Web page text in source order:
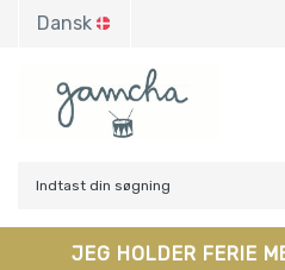
Dansk
JEG HOLDER FERIE